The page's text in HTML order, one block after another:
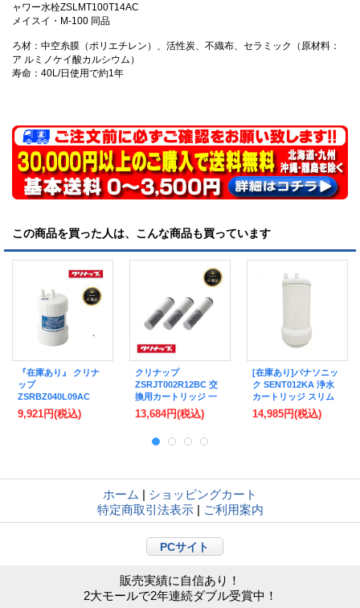
ャワー水栓ZSLMT100T14AC
メイスイ・M-100 同品
ろ材：中空糸膜（ポリエチレン）、活性炭、不織布、セラミック（原材料：
ア ルミノケイ酸カルシウム）
寿命：40L/日使用で約1年
この商品を買った人は、こんな商品も買っています
『在庫あり』 クリナ
ップ
ZSRBZ040L09AC
『正規品』 ビルトイ
ン浄水器カートリッジ
9,921円(税込)
クリナップ
ZSRJT002R12BC 交
換用カートリッジ 一
体型浄水器用 3本入
【本州四国送料無料】
13,684円(税込)
[在庫あり]パナソニッ
ク SENT012KA 浄水
カートリッジ スリム
センサー水栓用 正規
品 ☆【本州四国送料
14,985円(税込)
ホーム
ショッピングカート
特定商取引法表示
ご利用案内
PCサイト
販売実績に自信あり！
2大モールで2年連続ダブル受賞中！